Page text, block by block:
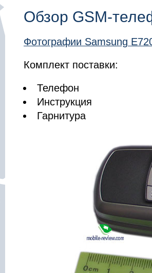
Обзор GSM-
Фотографии Samsung
Комплект поставки:
Телефон
Инструкция
Гарнитура